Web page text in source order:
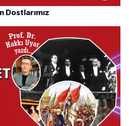
Dostlarımız